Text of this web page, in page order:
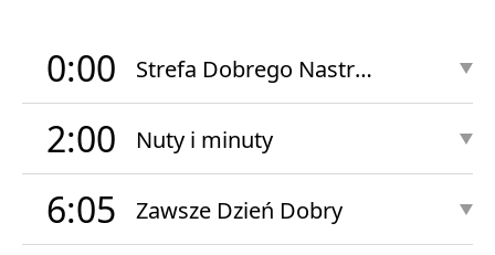
0:00 Strefa Dobrego Nastroju Nocą
2:00 Nuty i minuty
6:05 Zawsze Dzień Dobry